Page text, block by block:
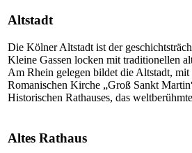
Altstadt
Die Kölner Altstadt ist der
Kleine Gassen locken mit traditionellen
Am Rhein gelegen bildet die Altstadt,
Romanischen Kirche „Groß Sankt
Historischen Rathauses, das
Altes Rathaus